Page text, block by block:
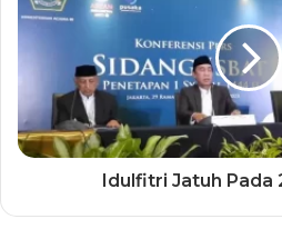
Idulfitri Jatuh Pada